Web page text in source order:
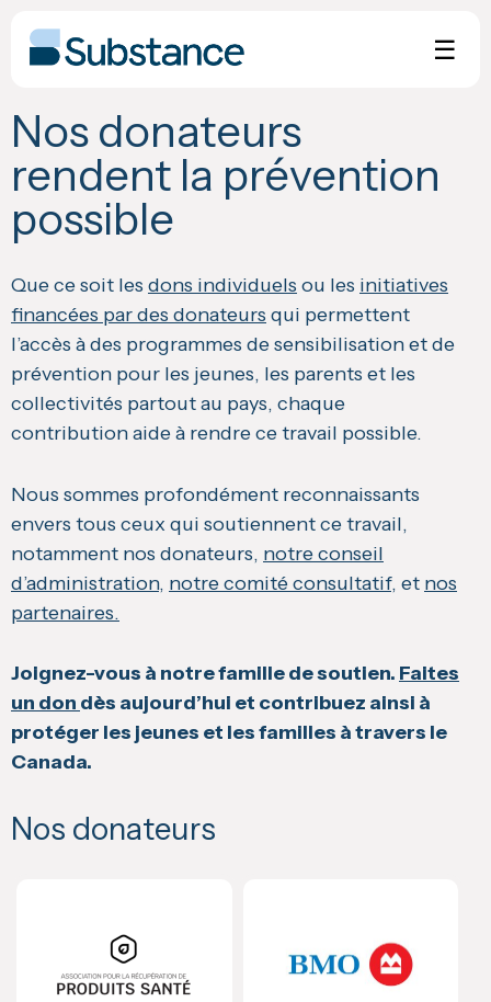
content
☰
Nos donateurs
rendent la prévention
possible
Que ce soit les dons individuels ou les initiatives
financées par des donateurs qui permettent
l’accès à des programmes de sensibilisation et de
prévention pour les jeunes, les parents et les
collectivités partout au pays, chaque
contribution aide à rendre ce travail possible.
Nous sommes profondément reconnaissants
envers tous ceux qui soutiennent ce travail,
notamment nos donateurs, notre conseil
d’administration, notre comité consultatif, et nos
partenaires.
Joignez-vous à notre famille de soutien. Faites
un don dès aujourd’hui et contribuez ainsi à
protéger les jeunes et les familles à travers le
Canada.
Nos donateurs